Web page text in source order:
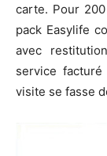
carte. Pour
pack Easylife
avec
service
visite se fasse